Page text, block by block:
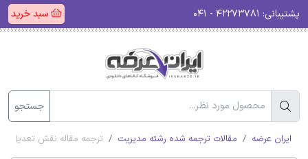
پشتیبانی: سبد خرید
جستجو
ایران عرضه مقالات ترجمه شده رشته مدیریت ترجمه مقاله نقش تعدیل